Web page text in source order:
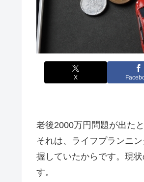
X
老後2000万円問題が出た
それは、ライフプランニ
握していたからです。現
す。